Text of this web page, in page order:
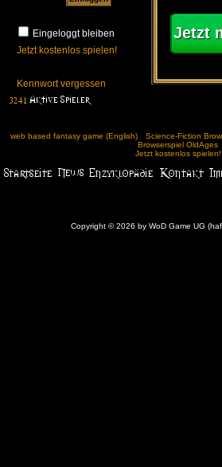
Eingeloggt bleiben
Jetzt kostenlos spielen!
Kennwort vergessen
Jetzt
web based fantasy game (English) Science-Fiction
Browserspiel OldAges
Jetzt kostenlos spielen!
Copyright © 2026 by WoD Game UG